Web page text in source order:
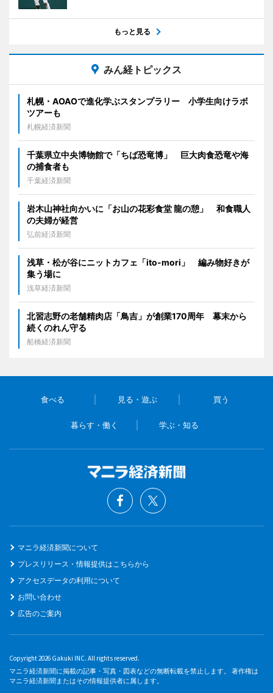
もっと見る
みん経トピックス
札幌・AOAOで進化学ぶスタンプラリー 小学生向けラボ
ツアーも
札幌経済新聞
千葉県立中央博物館で「ちば恐竜博」 巨大肉食恐竜や海
の捕食者も
千葉経済新聞
岩木山神社向かいに「お山の花彩食堂 龍の憩」 和食職人
の夫婦が経営
弘前経済新聞
浅草・松が谷にニットカフェ「ito-mori」 編み物好きが
集う場に
浅草経済新聞
北習志野の老舗精肉店「鳥吉」が創業170周年 幕末から
続くのれん守る
船橋経済新聞
食べる 見る・遊ぶ 買う
暮らす・働く 学ぶ・知る
マニラ経済新聞について
プレスリリース・情報提供はこちらから
アクセスデータの利用について
お問い合わせ
広告のご案内
Copyright 2026 Gakuki INC. All rights reserved.
マニラ経済新聞に掲載の記事・写真・図表などの無断転載を禁止します。 著作権は
マニラ経済新聞またはその情報提供者に属します。